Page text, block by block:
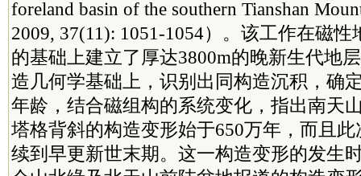
foreland basin of the southern Tianshan
2009, 37(11): 1051-1054）。该工作在磁
的基础上建立了厚达3800m的晚新生代地
造几何学基础上，识别出同构造沉积，确
年龄，结合磁组构的系统变化，指出南天
塔格背斜的构造变形始于650万年，而且
续到早更新世末期。这一构造变形的发生